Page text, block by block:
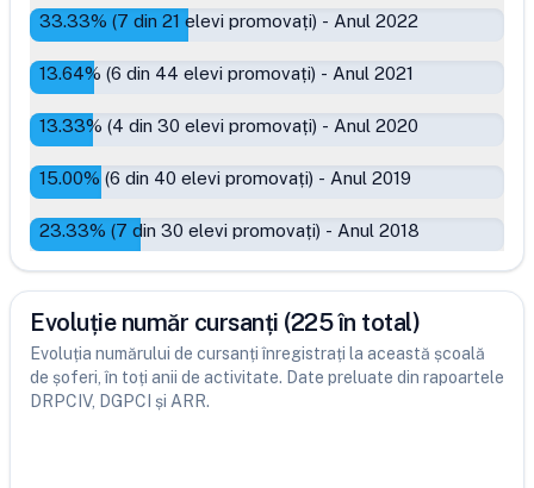
33.33% (7 din 21 elevi promovați) - Anul 2022
13.64% (6 din 44 elevi promovați) - Anul 2021
13.33% (4 din 30 elevi promovați) - Anul 2020
15.00% (6 din 40 elevi promovați) - Anul 2019
23.33% (7 din 30 elevi promovați) - Anul 2018
Evoluție număr cursanți (225 în total)
Evoluția numărului de cursanți înregistrați la această școală
de șoferi, în toți anii de activitate. Date preluate din rapoartele
DRPCIV, DGPCI și ARR.